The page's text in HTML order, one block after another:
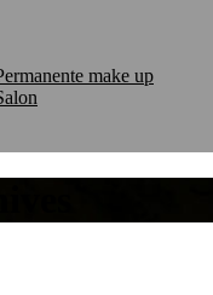
make up